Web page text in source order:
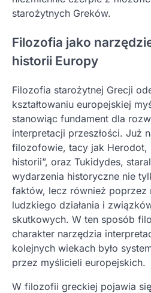
starożytnych Greków.
Filozofia jako
historii Europy
Filozofia starożytnej Grecji
kształtowaniu europejskiej
stanowiąc fundament dla
interpretacji przeszłości. Już
filozofowie, tacy jak Herodot,
historii”, oraz Tukidydes,
wydarzenia historyczne nie
faktów, lecz również poprzez
ludzkiego działania i
skutkowych. W ten sposób
charakter narzędzia
kolejnych wiekach było
przez myślicieli europejskich.
W filozofii greckiej pojawia